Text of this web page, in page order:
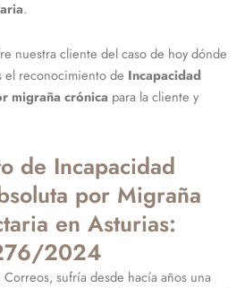
.
nuestra cliente del caso de hoy dónde
el reconocimiento de Incapacidad
migraña crónica para la cliente y
de Incapacidad
por Migraña
en Asturias:
2024
sufría desde hacía años una